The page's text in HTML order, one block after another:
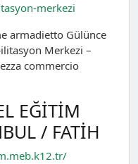
merkezi
armadietto Gülünce
Merkezi –
commercio
EĞİTİM
/ FATİH